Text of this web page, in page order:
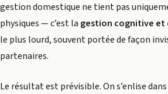
gestion domestique ne tient pas
physiques — c’est la gestion cognitive
le plus lourd, souvent portée de façon
partenaires.
Le résultat est prévisible. On s’enlise